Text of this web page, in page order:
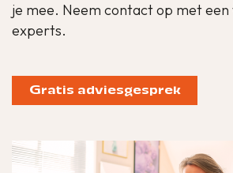
je mee. Neem contact op met een
experts.
Gratis adviesgesprek